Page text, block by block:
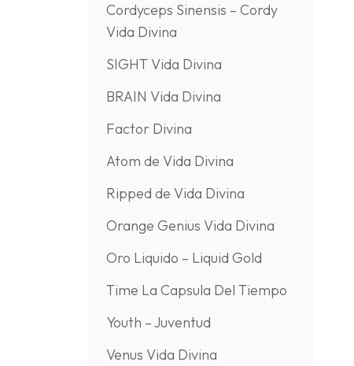
Cordyceps Sinensis – Cordy
Vida Divina
SIGHT Vida Divina
BRAIN Vida Divina
Factor Divina
Atom de Vida Divina
Ripped de Vida Divina
Orange Genius Vida Divina
Oro Liquido – Liquid Gold
Time La Capsula Del Tiempo
Youth – Juventud
Venus Vida Divina